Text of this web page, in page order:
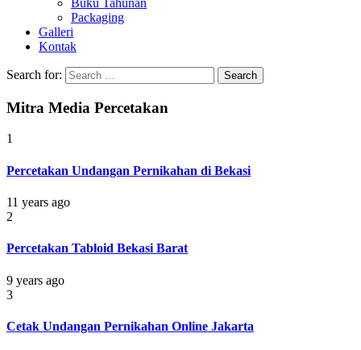
Buku Tahunan
Packaging
Galleri
Kontak
Search for:
Mitra Media Percetakan
1
Percetakan Undangan Pernikahan di Bekasi
11 years ago
2
Percetakan Tabloid Bekasi Barat
9 years ago
3
Cetak Undangan Pernikahan Online Jakarta